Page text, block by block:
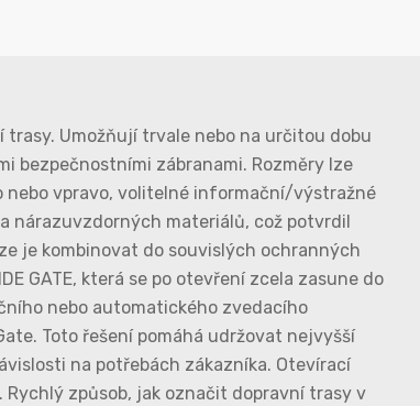
Umožňují trvale nebo na určitou dobu
bezpečnostními zábranami. Rozměry lze
vpravo, volitelné informační/výstražné
nárazuvzdorných materiálů, což potvrdil
je kombinovat do souvislých ochranných
GATE, která se po otevření zcela zasune do
nebo automatického zvedacího
Toto řešení pomáhá udržovat nejvyšší
na potřebách zákazníka. Otevírací
způsob, jak označit dopravní trasy v